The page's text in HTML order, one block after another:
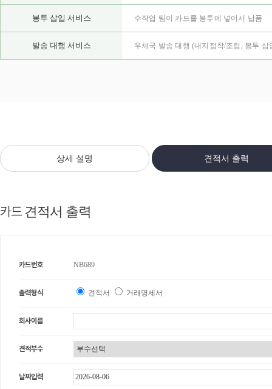
봉투 삽입 서비스 수작업 팀이 카드를 봉투에 넣어서 납품
발송 대행 서비스 우체국 발송 대행 (내지접착/조립, 봉투
상세 설명 견적서 출력
카드 견적서 출력
카드번호 NB689
출력형식 견적서 거래명세서
회사이름
견적부수
날짜입력